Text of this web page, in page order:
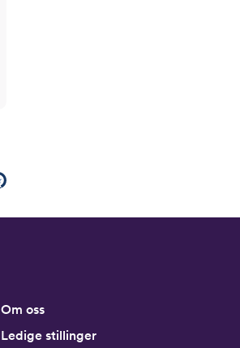
Om oss
Ledige stillinger